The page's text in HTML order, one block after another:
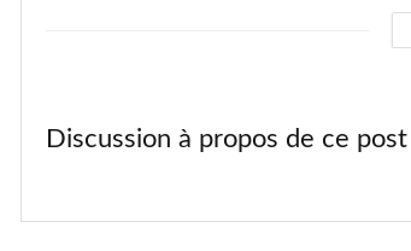
Discussion à propos de ce post